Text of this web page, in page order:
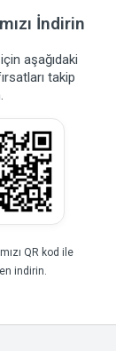
İndirin
aşağıdaki
takip
QR kod ile
indirin.